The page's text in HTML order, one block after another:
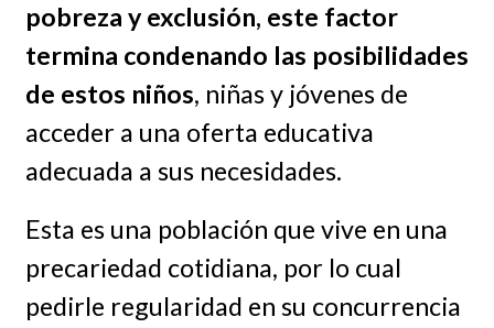
pobreza y exclusión, este factor
termina condenando las posibilidades
de estos niños, niñas y jóvenes de
acceder a una oferta educativa
adecuada a sus necesidades.
Esta es una población que vive en una
precariedad cotidiana, por lo cual
pedirle regularidad en su concurrencia